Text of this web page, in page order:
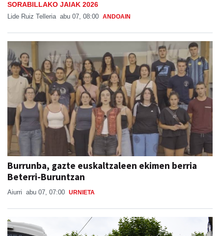
SORABILLAKO JAIAK 2026
Lide Ruiz Telleria abu 07, 08:00 ANDOAIN
Burrunba, gazte euskaltzaleen ekimen berria
Beterri-Buruntzan
Aiurri abu 07, 07:00 URNIETA